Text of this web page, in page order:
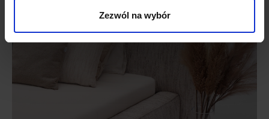
Zezwól na wybór